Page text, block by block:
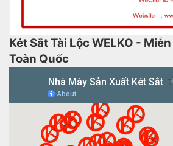
Két Sắt Tài Lộc WELKO -
Toàn Quốc